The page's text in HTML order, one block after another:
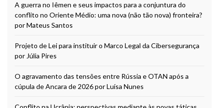
A guerra no Iêmen e seus impactos para a conjuntura do
conflito no Oriente Médio: uma nova (não tão nova) fronteira?
por Mateus Santos
Projeto de Lei para instituir o Marco Legal da Cibersegurança
por Júlia Pires
O agravamento das tensões entre Rússia e OTAN após a
cúpula de Ancara de 2026 por Luísa Nunes